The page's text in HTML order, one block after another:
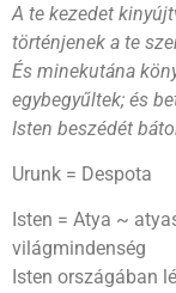
A te kezedet
történjenek a te
És minekutána
egybegyűltek; és
Isten beszédét
Urunk = Despota
Isten = Atya ~
világmindenség
Isten országában